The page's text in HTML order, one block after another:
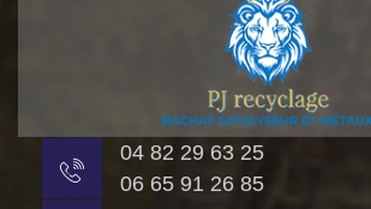
04 82 29 63 25
06 65 91 26 85